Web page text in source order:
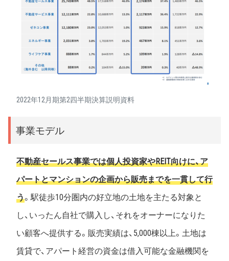
2022年12月期第2四半期決算説明資料
事業モデル
不動産セールス事業では個人投資家やREIT向けに、ア
パートとマンションの企画から販売までを一貫して行
う。駅徒歩10分圏内の好立地の土地を主たる対象と
し、いったん自社で購入し、それをオーナーになりた
い顧客へ提供する。販売実績は、5,000棟以上。土地は
賃貸で、アパート経営の資金は借入可能な金融機関を